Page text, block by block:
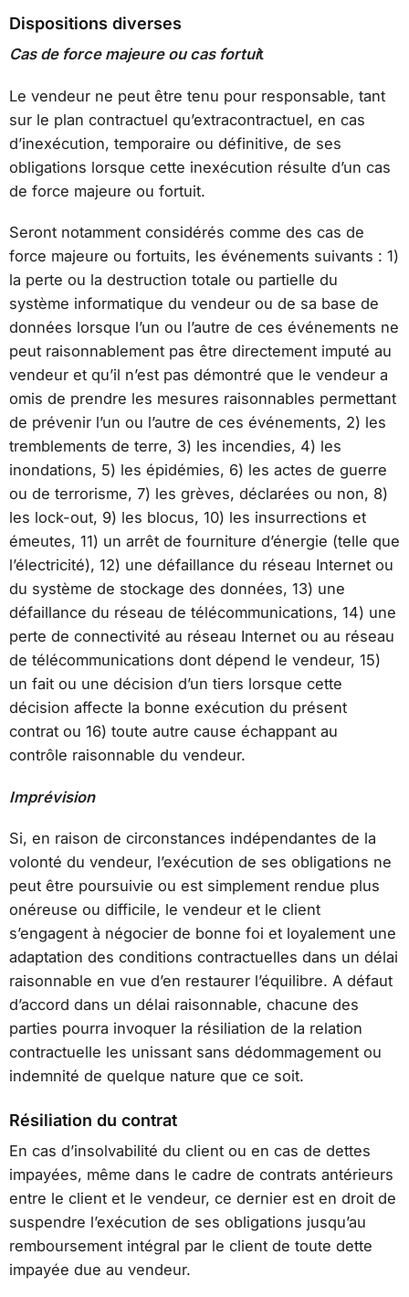
Dispositions diverses
Cas de force majeure ou cas fortuit
Le vendeur ne peut être tenu pour responsable, tant
sur le plan contractuel qu’extracontractuel, en cas
d’inexécution, temporaire ou définitive, de ses
obligations lorsque cette inexécution résulte d’un cas
de force majeure ou fortuit.
Seront notamment considérés comme des cas de
force majeure ou fortuits, les événements suivants : 1)
la perte ou la destruction totale ou partielle du
système informatique du vendeur ou de sa base de
données lorsque l’un ou l’autre de ces événements ne
peut raisonnablement pas être directement imputé au
vendeur et qu’il n’est pas démontré que le vendeur a
omis de prendre les mesures raisonnables permettant
de prévenir l’un ou l’autre de ces événements, 2) les
tremblements de terre, 3) les incendies, 4) les
inondations, 5) les épidémies, 6) les actes de guerre
ou de terrorisme, 7) les grèves, déclarées ou non, 8)
les lock-out, 9) les blocus, 10) les insurrections et
émeutes, 11) un arrêt de fourniture d’énergie (telle que
l’électricité), 12) une défaillance du réseau Internet ou
du système de stockage des données, 13) une
défaillance du réseau de télécommunications, 14) une
perte de connectivité au réseau Internet ou au réseau
de télécommunications dont dépend le vendeur, 15)
un fait ou une décision d’un tiers lorsque cette
décision affecte la bonne exécution du présent
contrat ou 16) toute autre cause échappant au
contrôle raisonnable du vendeur.
Imprévision
Si, en raison de circonstances indépendantes de la
volonté du vendeur, l’exécution de ses obligations ne
peut être poursuivie ou est simplement rendue plus
onéreuse ou difficile, le vendeur et le client
s’engagent à négocier de bonne foi et loyalement une
adaptation des conditions contractuelles dans un délai
raisonnable en vue d’en restaurer l’équilibre. A défaut
d’accord dans un délai raisonnable, chacune des
parties pourra invoquer la résiliation de la relation
contractuelle les unissant sans dédommagement ou
indemnité de quelque nature que ce soit.
Résiliation du contrat
En cas d’insolvabilité du client ou en cas de dettes
impayées, même dans le cadre de contrats antérieurs
entre le client et le vendeur, ce dernier est en droit de
suspendre l’exécution de ses obligations jusqu’au
remboursement intégral par le client de toute dette
impayée due au vendeur.